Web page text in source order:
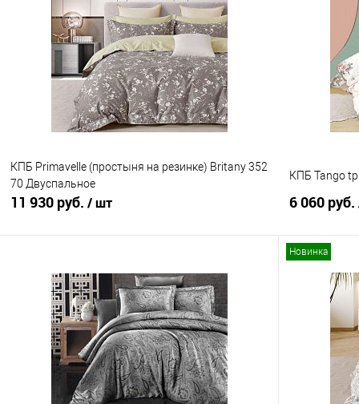
Купить в 1 клик
Сравнение
В избранное
В наличии
Купить в
В
КПБ Primavelle (простыня на резинке) Britany 352
70 Двуспальное
11 930 руб. / шт
Купить в 1 клик
Сравнение
В избранное
В наличии
КПБ Tango
6 060 руб.
Купить в
В
Новинка